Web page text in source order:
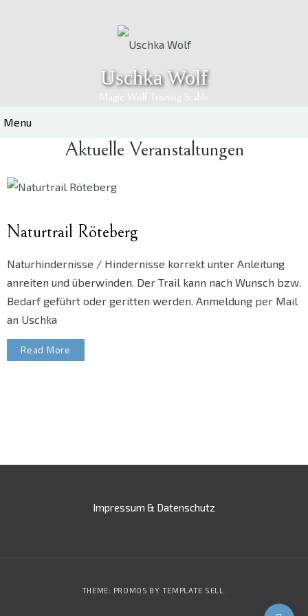
Uschka Wolf
Magic Wolf Training Stable
Menu
Aktuelle Veranstaltungen
Naturtrail Röteberg
Naturhindernisse / Hindernisse korrekt unter Anleitung
anreiten und überwinden. Der Trail kann nach Wunsch bzw.
Bedarf geführt oder geritten werden. Anmeldung per Mail
an Uschka
Read More
Impressum & Datenschutz
THEME: PROMOS BY TEMPLATE SELL